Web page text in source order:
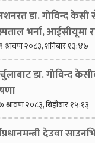
डा. गोविन्द केसी
भर्ना, आईसीयूमा
९ श्रावण २०८३, शनिबार १३:४७
डा. गोविन्द
७ श्रावण २०८३, बिहीबार १५:१३
देउवा